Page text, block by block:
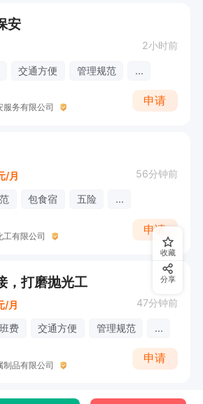
安
2小时前
交通方便 管理规范 ...
服务有限公司
申请
/月 56分钟前
包食宿 五险 ...
工有限公司
申请
，打磨抛光工
/月 47分钟前
费 交通方便 管理规范 ...
制品有限公司
申请
收藏
分享